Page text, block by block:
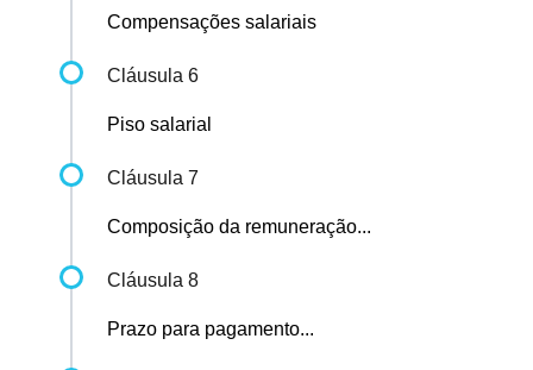
Compensações salariais
Cláusula 6
Piso salarial
Cláusula 7
Composição da remuneração...
Cláusula 8
Prazo para pagamento...